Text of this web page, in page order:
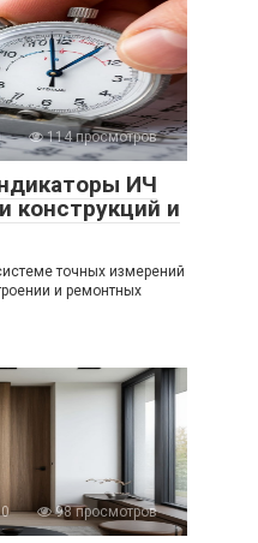
114 просмотров
ИЧ
конструкций и
точных измерений
и ремонтных
98 просмотров